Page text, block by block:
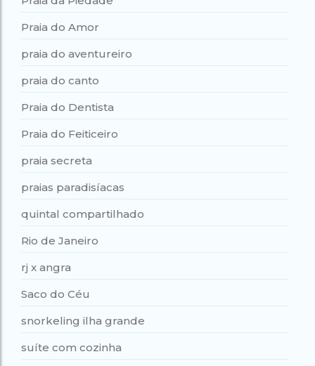
Praia do Amor
praia do aventureiro
praia do canto
Praia do Dentista
Praia do Feiticeiro
praia secreta
praias paradisíacas
quintal compartilhado
Rio de Janeiro
rj x angra
Saco do Céu
snorkeling ilha grande
suíte com cozinha